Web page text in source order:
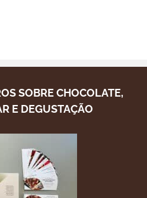
SOBRE CHOCOLATE,
E DEGUSTAÇÃO